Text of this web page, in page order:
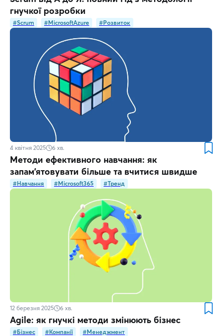
гнучкої розробки
#Scrum #MicrosoftAzure #Розвиток
4 квітня 2025 6 хв.
Методи ефективного навчання: як
запам’ятовувати більше та вчитися швидше
#Навчання #Microsoft365 #Тренд
12 березня 2025 6 хв.
Agile: як гнучкі методи змінюють бізнес
#Бізнес #Компанії #Менеджмент